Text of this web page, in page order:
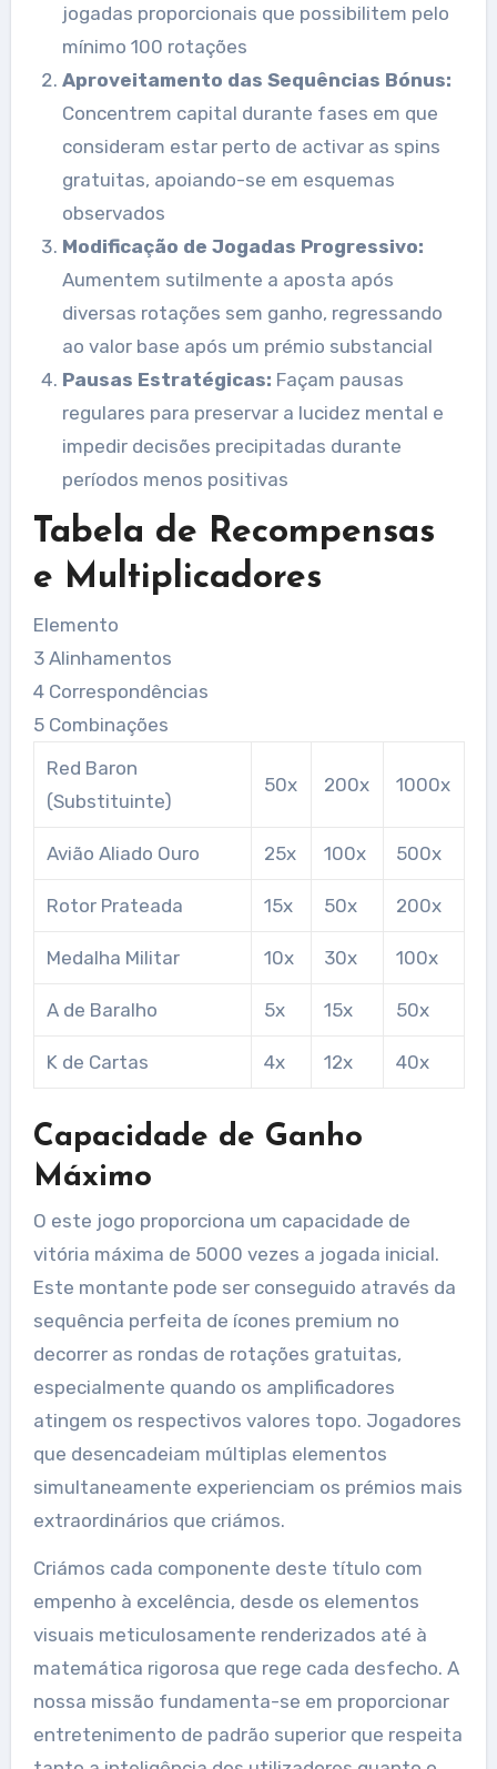
jogadas proporcionais que possibilitem pelo
mínimo 100 rotações
Aproveitamento das Sequências Bónus:
Concentrem capital durante fases em que
consideram estar perto de activar as spins
gratuitas, apoiando-se em esquemas
observados
Modificação de Jogadas Progressivo:
Aumentem sutilmente a aposta após
diversas rotações sem ganho, regressando
ao valor base após um prémio substancial
Pausas Estratégicas: Façam pausas
regulares para preservar a lucidez mental e
impedir decisões precipitadas durante
períodos menos positivas
Tabela de Recompensas
e Multiplicadores
Elemento
3 Alinhamentos
4 Correspondências
5 Combinações
Red Baron
(Substituinte)
50x 200x 1000x
Avião Aliado Ouro 25x 100x 500x
Rotor Prateada 15x 50x 200x
Medalha Militar 10x 30x 100x
A de Baralho 5x 15x 50x
K de Cartas 4x 12x 40x
Capacidade de Ganho
Máximo
O este jogo proporciona um capacidade de
vitória máxima de 5000 vezes a jogada inicial.
Este montante pode ser conseguido através da
sequência perfeita de ícones premium no
decorrer as rondas de rotações gratuitas,
especialmente quando os amplificadores
atingem os respectivos valores topo. Jogadores
que desencadeiam múltiplas elementos
simultaneamente experienciam os prémios mais
extraordinários que criámos.
Criámos cada componente deste título com
empenho à excelência, desde os elementos
visuais meticulosamente renderizados até à
matemática rigorosa que rege cada desfecho. A
nossa missão fundamenta-se em proporcionar
entretenimento de padrão superior que respeita